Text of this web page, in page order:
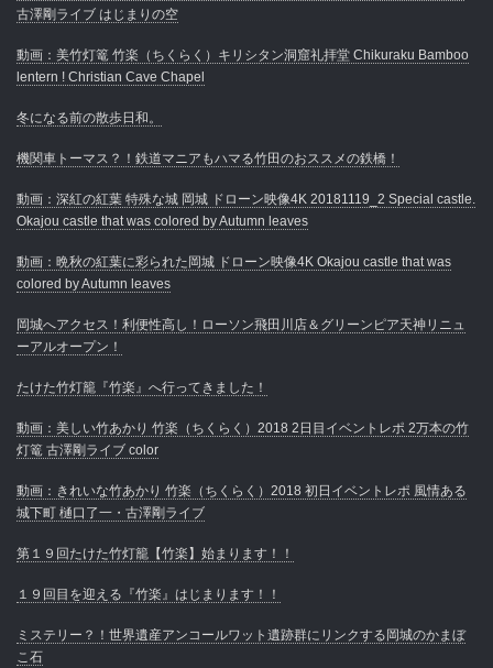
古澤剛ライブ はじまりの空
動画：美竹灯篭 竹楽（ちくらく）キリシタン洞窟礼拝堂 Chikuraku Bamboo
lentern ! Christian Cave Chapel
冬になる前の散歩日和。
機関車トーマス？！鉄道マニアもハマる竹田のおススメの鉄橋！
動画：深紅の紅葉 特殊な城 岡城 ドローン映像4K 20181119_2 Special castle.
Okajou castle that was colored by Autumn leaves
動画：晩秋の紅葉に彩られた岡城 ドローン映像4K Okajou castle that was
colored by Autumn leaves
岡城へアクセス！利便性高し！ローソン飛田川店＆グリーンピア天神リニュ
ーアルオープン！
たけた竹灯籠『竹楽』へ行ってきました！
動画：美しい竹あかり 竹楽（ちくらく）2018 2日目イベントレポ 2万本の竹
灯篭 古澤剛ライブ color
動画：きれいな竹あかり 竹楽（ちくらく）2018 初日イベントレポ 風情ある
城下町 樋口了一・古澤剛ライブ
第１９回たけた竹灯籠【竹楽】始まります！！
１９回目を迎える『竹楽』はじまります！！
ミステリー？！世界遺産アンコールワット遺跡群にリンクする岡城のかまぼ
こ石